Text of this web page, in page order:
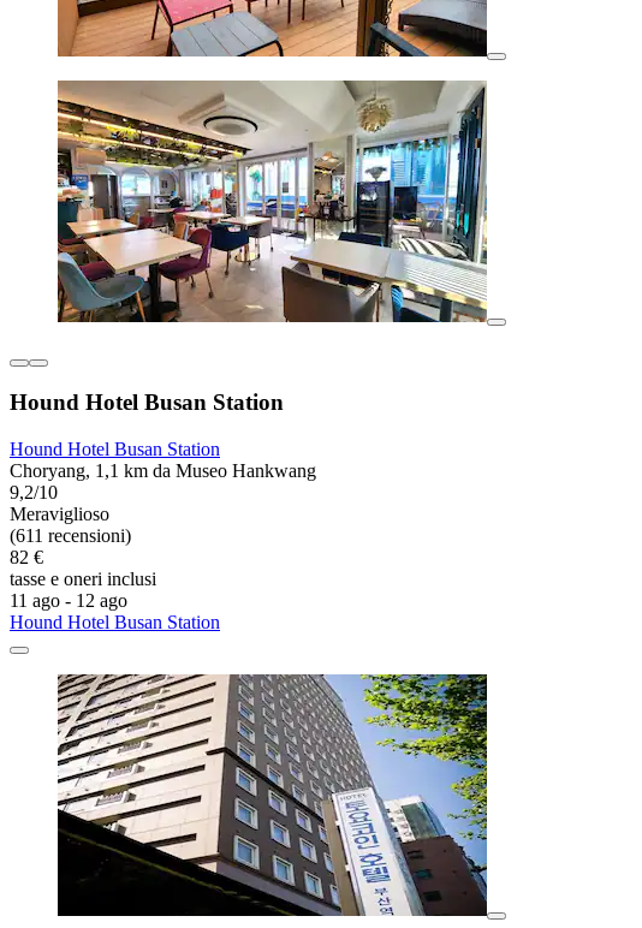
Hound Hotel Busan Station
Hound Hotel Busan Station
Choryang, 1,1 km da Museo Hankwang
9,2/10
Meraviglioso
(611 recensioni)
82 €
tasse e oneri inclusi
11 ago - 12 ago
Hound Hotel Busan Station